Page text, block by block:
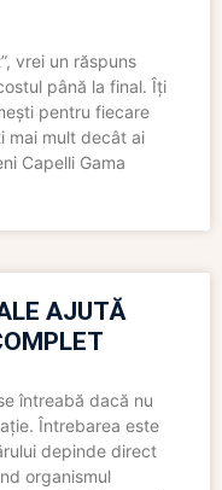
vrei un răspuns
până la final. Îți
pentru fiecare
mai mult decât ai
Capelli Gama
AJUTĂ
întreabă dacă nu
Întrebarea este
depinde direct
organismul